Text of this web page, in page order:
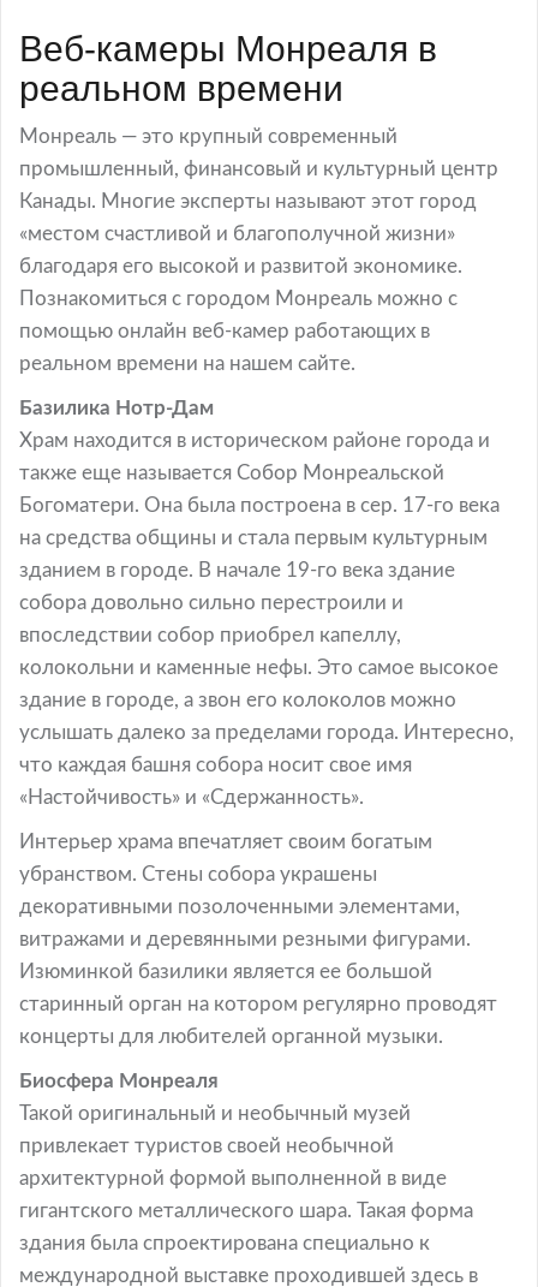
Веб-камеры Монреаля в
реальном времени
Монреаль — это крупный современный
промышленный, финансовый и культурный центр
Канады. Многие эксперты называют этот город
«местом счастливой и благополучной жизни»
благодаря его высокой и развитой экономике.
Познакомиться с городом Монреаль можно с
помощью онлайн веб-камер работающих в
реальном времени на нашем сайте.
Базилика Нотр-Дам
Храм находится в историческом районе города и
также еще называется Собор Монреальской
Богоматери. Она была построена в сер. 17-го века
на средства общины и стала первым культурным
зданием в городе. В начале 19-го века здание
собора довольно сильно перестроили и
впоследствии собор приобрел капеллу,
колокольни и каменные нефы. Это самое высокое
здание в городе, а звон его колоколов можно
услышать далеко за пределами города. Интересно,
что каждая башня собора носит свое имя
«Настойчивость» и «Сдержанность».
Интерьер храма впечатляет своим богатым
убранством. Стены собора украшены
декоративными позолоченными элементами,
витражами и деревянными резными фигурами.
Изюминкой базилики является ее большой
старинный орган на котором регулярно проводят
концерты для любителей органной музыки.
Биосфера Монреаля
Такой оригинальный и необычный музей
привлекает туристов своей необычной
архитектурной формой выполненной в виде
гигантского металлического шара. Такая форма
здания была спроектирована специально к
международной выставке проходившей здесь в